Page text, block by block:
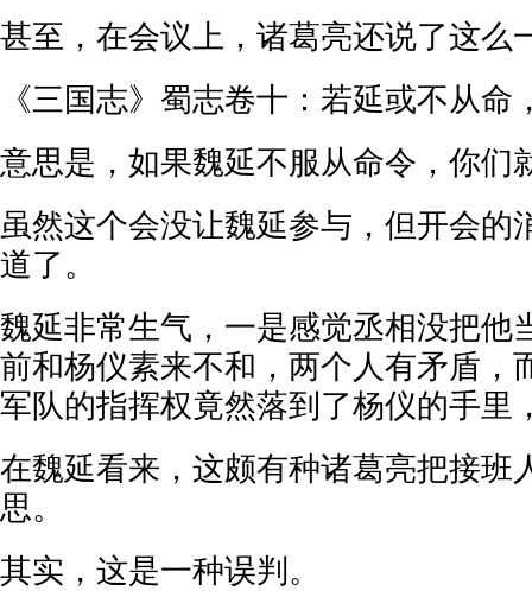
甚至，在会议上，诸葛亮还说了这么
《三国志》蜀志卷十：若延或不从命
意思是，如果魏延不服从命令，你们
虽然这个会没让魏延参与，但开会的
道了。
魏延非常生气，一是感觉丞相没把他
前和杨仪素来不和，两个人有矛盾，
军队的指挥权竟然落到了杨仪的手里
在魏延看来，这颇有种诸葛亮把接班
思。
其实，这是一种误判。